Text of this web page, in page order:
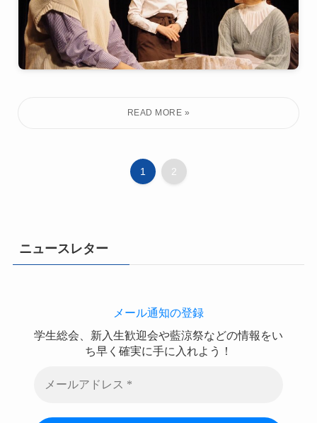
1 2
ニュースレター
メール通知の登録
学生総会、新入生歓迎会や藍涼祭などの情報をい
ち早く確実に手に入れよう！